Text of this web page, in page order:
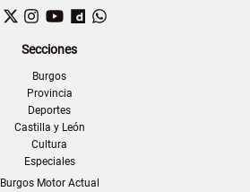
Facebook
TwitterInstagram
YouTubeDailymotion
Secciones
Burgos
Provincia
Deportes
Castilla y León
Cultura
Especiales
Burgos Motor Actual